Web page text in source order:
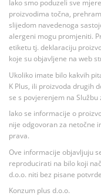
Iako smo poduzeli sve
proizvodima točna,
slijedom navedenoga
alergeni mogu promjeniti.
etiketu tj. deklaraciju
koje su objavljene na web
Ukoliko imate bilo kakvih
K Plus, ili proizvoda drugih
se s povjerenjem na Službu
Iako se informacije o
nije odgovoran za netočne
prava.
Ove informacije objavljuju
reproducirati na bilo koji
d.o.o. niti bez pisane
Konzum plus d.o.o.